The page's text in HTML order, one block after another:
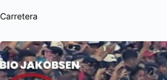
Carretera